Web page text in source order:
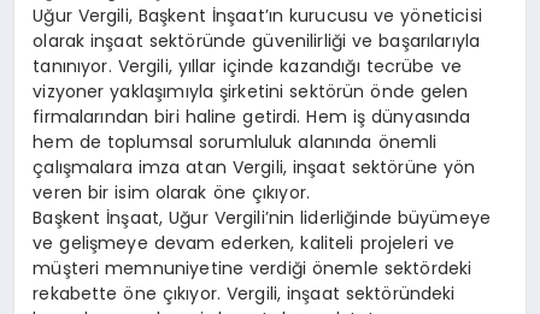
Uğur Vergili, Başkent İnşaat’ın kurucusu ve yöneticisi
olarak inşaat sektöründe güvenilirliği ve başarılarıyla
tanınıyor. Vergili, yıllar içinde kazandığı tecrübe ve
vizyoner yaklaşımıyla şirketini sektörün önde gelen
firmalarından biri haline getirdi. Hem iş dünyasında
hem de toplumsal sorumluluk alanında önemli
çalışmalara imza atan Vergili, inşaat sektörüne yön
veren bir isim olarak öne çıkıyor.
Başkent İnşaat, Uğur Vergili’nin liderliğinde büyümeye
ve gelişmeye devam ederken, kaliteli projeleri ve
müşteri memnuniyetine verdiği önemle sektördeki
rekabette öne çıkıyor. Vergili, inşaat sektöründeki